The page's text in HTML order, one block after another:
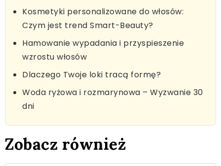
Kosmetyki personalizowane do włosów:
Czym jest trend Smart-Beauty?
Hamowanie wypadania i przyspieszenie
wzrostu włosów
Dlaczego Twoje loki tracą formę?
Woda ryżowa i rozmarynowa – Wyzwanie 30
dni
Zobacz również